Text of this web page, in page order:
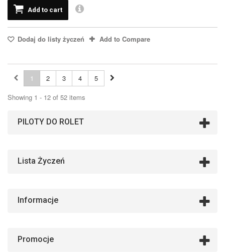
Add to cart
Dodaj do listy życzeń Add to Compare
1 2 3 4
5
Showing 1 - 12 of 52 items
PILOTY DO ROLET
Lista Życzeń
Informacje
Promocje